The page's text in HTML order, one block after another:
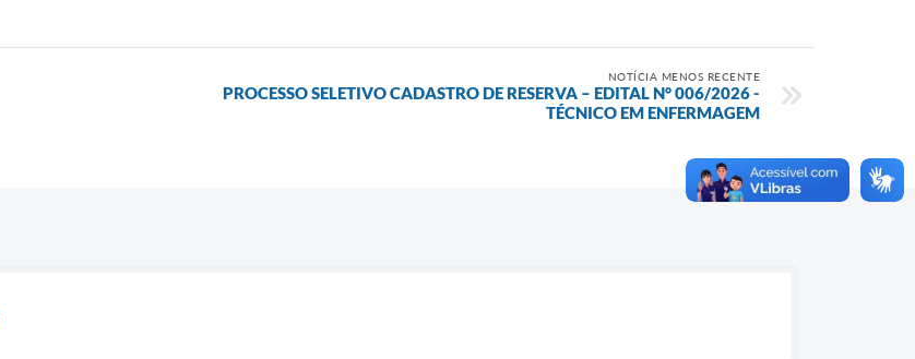
NOTÍCIA MENOS RECENTE
PROCESSO SELETIVO CADASTRO DE RESERVA – EDITAL N° 006/2026 -
TÉCNICO EM ENFERMAGEM